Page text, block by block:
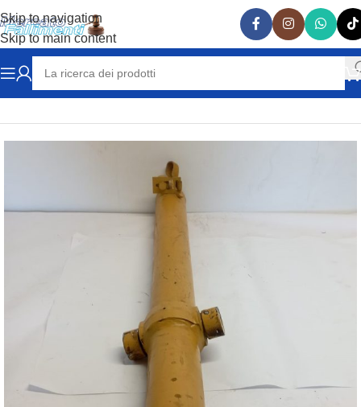
Skip to navigation
Skip to main content
Home OLEODINAMICA